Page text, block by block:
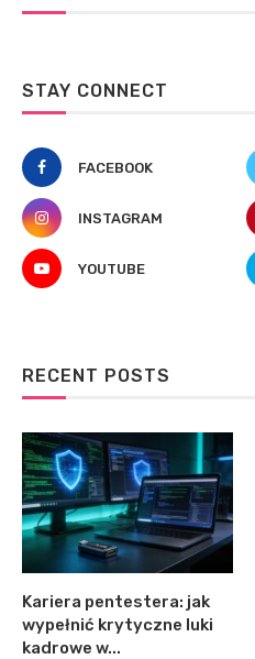
STAY CONNECT
FACEBOOK
INSTAGRAM
YOUTUBE
RECENT POSTS
Kariera pentestera: jak
wypełnić krytyczne luki
kadrowe w...